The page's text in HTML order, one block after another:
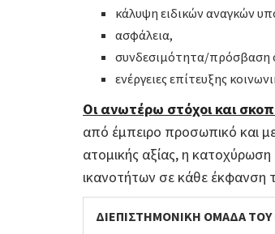
κάλυψη ειδικών αναγκών
ασφάλεια,
συνδεσιμότητα/πρόσβαση
ενέργειες επίτευξης
Οι ανωτέρω στόχοι και
από έμπειρο προσωπικό και
ατομικής αξίας, η
ικανοτήτων σε κάθε έκφανση
ΔΙΕΠΙΣΤΗΜΟΝΙΚΗ ΟΜΑΔΑ